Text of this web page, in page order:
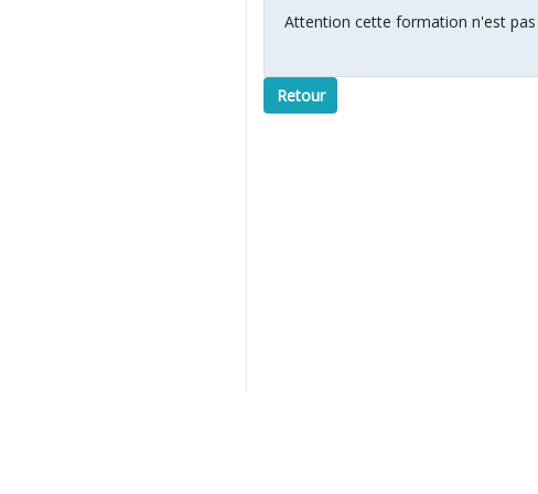
Attention cette formation n'est
Retour